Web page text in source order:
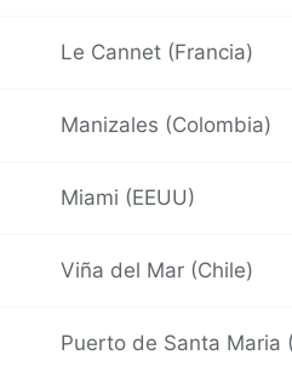
Le Cannet (Francia)
Manizales (Colombia)
Miami (EEUU)
Viña del Mar (Chile)
Puerto de Santa Maria